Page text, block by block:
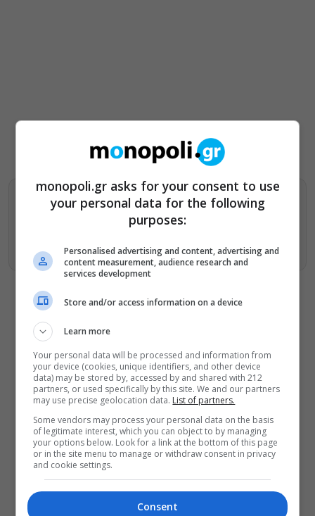
Βρείτε περισσότερα άρθρα μας στα αποτελέσματα
αναζητησης
ΔΕΙΤΕ ΕΠΙΣΗΣ
Οι Λέξεις των Άλλων, του Μάνου
Θηραίου για 3ο χρόνο στο Θέατρο
Άβατον
Δικός σου, Φραντς: Η παράσταση του
Αλέξανδρου Διαμαντή ξανά στην
Γερμανόφωνη Ευαγγελική Εκκλησία
«Ριφιφί»: Σε Α’ τηλεοπτική προβολή
η σειρά φαινόμενο του Σωτήρη
monopoli.gr asks for your consent to use
your personal data for the following
purposes:
Personalised advertising and content, advertising and
content measurement, audience research and
services development
Store and/or access information on a device
Learn more
Your personal data will be processed and information from
your device (cookies, unique identifiers, and other device
data) may be stored by, accessed by and shared with 212
partners, or used specifically by this site. We and our partners
may use precise geolocation data. List of partners.
Some vendors may process your personal data on the basis
of legitimate interest, which you can object to by managing
your options below. Look for a link at the bottom of this page
or in the site menu to manage or withdraw consent in privacy
and cookie settings.
Consent